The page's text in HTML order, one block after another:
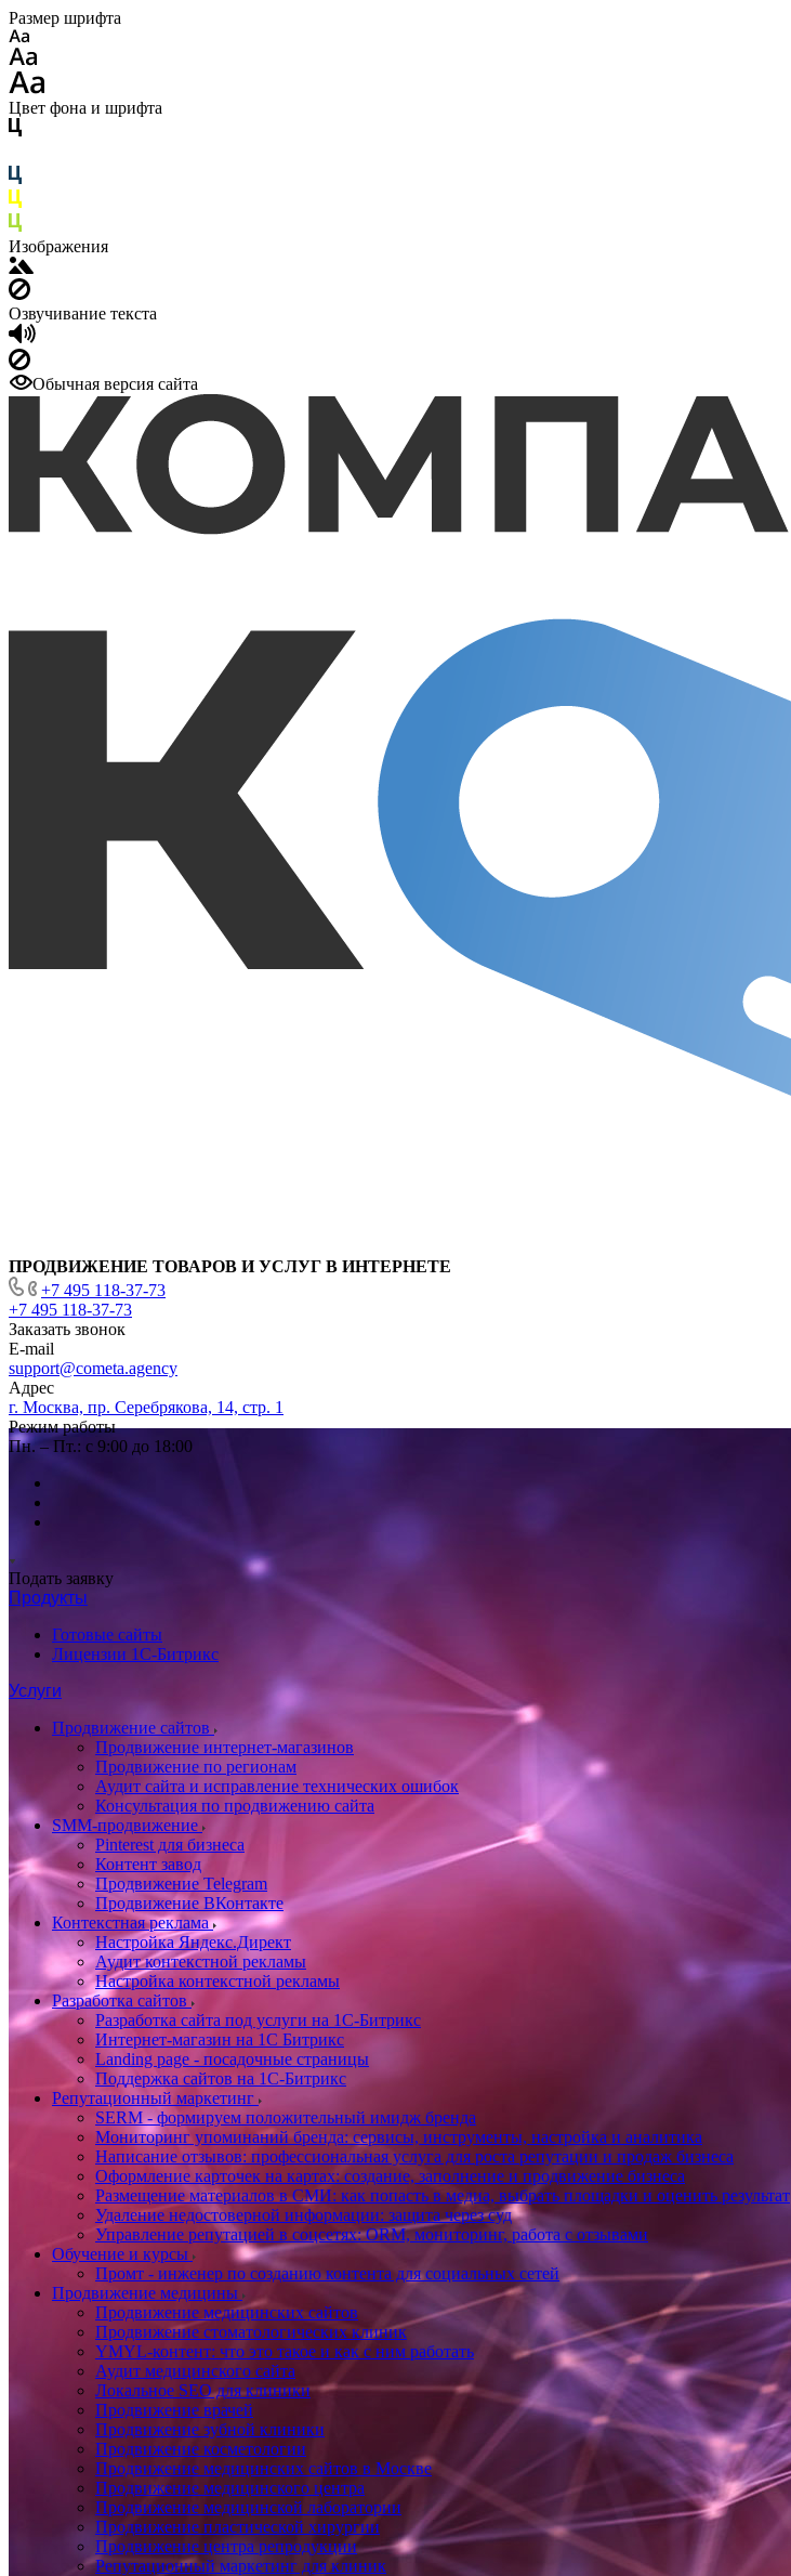
Размер шрифта
Цвет фона и шрифта
Изображения
Озвучивание текста
Обычная версия сайта
ПРОДВИЖЕНИЕ ТОВАРОВ И УСЛУГ В ИНТЕРНЕТЕ
+7 495 118-37-73
+7 495 118-37-73
Заказать звонок
E-mail
support@cometa.agency
Адрес
г. Москва, пр. Серебрякова, 14, стр. 1
Режим работы
Пн. – Пт.: с 9:00 до 18:00
Подать заявку
Продукты
Готовые сайты
Лицензии 1С-Битрикс
Услуги
Продвижение сайтов
Продвижение интернет-магазинов
Продвижение по регионам
Аудит сайта и исправление технических ошибок
Консультация по продвижению сайта
SMM-продвижение
Pinterest для бизнеса
Контент завод
Продвижение Telegram
Продвижение ВКонтакте
Контекстная реклама
Настройка Яндекс.Директ
Аудит контекстной рекламы
Настройка контекстной рекламы
Разработка сайтов
Разработка сайта под услуги на 1С-Битрикс
Интернет-магазин на 1С Битрикс
Landing page - посадочные страницы
Поддержка сайтов на 1С-Битрикс
Репутационный маркетинг
SERM - формируем положительный имидж бренда
Мониторинг упоминаний бренда: сервисы, инструменты, настройка и аналитика
Написание отзывов: профессиональная услуга для роста репутации и продаж бизнеса
Оформление карточек на картах: создание, заполнение и продвижение бизнеса
Размещение материалов в СМИ: как попасть в медиа, выбрать площадки и оценить результат
Удаление недостоверной информации: защита через суд
Управление репутацией в соцсетях: ORM, мониторинг, работа с отзывами
Обучение и курсы
Промт - инженер по созданию контента для социальных сетей
Продвижение медицины
Продвижение медицинских сайтов
Продвижение стоматологических клиник
YMYL-контент: что это такое и как с ним работать
Аудит медицинского сайта
Локальное SEO для клиники
Продвижение врачей
Продвижение зубной клиники
Продвижение косметологии
Продвижение медицинских сайтов в Москве
Продвижение медицинского центра
Продвижение медицинской лаборатории
Продвижение пластической хирургии
Продвижение центра репродукции
Репутационный маркетинг для клиник